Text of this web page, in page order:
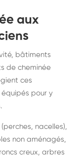
aux
bâtiments
de cheminée
ces
équipés pour y
(perches, nacelles),
non aménagés,
creux, arbres